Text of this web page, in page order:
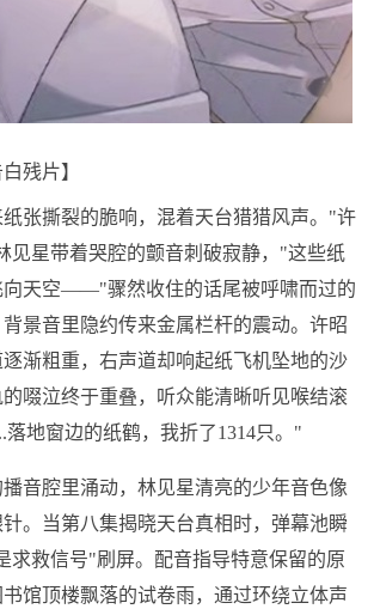
残片】
张撕裂的脆响，混着天台猎猎风声。"许
见星带着哭腔的颤音刺破寂静，"这些纸
向天空——"骤然收住的话尾被呼啸而过的
景音里隐约传来金属栏杆的震动。许昭
渐粗重，右声道却响起纸飞机坠地的沙
啜泣终于重叠，听众能清晰听见喉结滚
地窗边的纸鹤，我折了1314只。"
音腔里涌动，林见星清亮的少年音色像
。当第八集揭晓天台真相时，弹幕池瞬
求救信号"刷屏。配音指导特意保留的原
馆顶楼飘落的试卷雨，通过环绕立体声